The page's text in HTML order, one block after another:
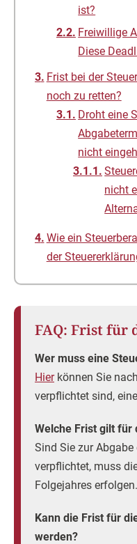
ist?
Freiwillige
Diese
Frist bei der
noch zu retten?
Droht eine
nicht
nicht
Wie ein
der
FAQ: Frist für
Wer muss eine
Hierkönnen Sie
verpflichtet sind,
Welche Frist gilt für
Sind Sie zur Abgabe
verpflichtet, muss
Folgejahres erfolgen.
Kann die Frist für
werden?